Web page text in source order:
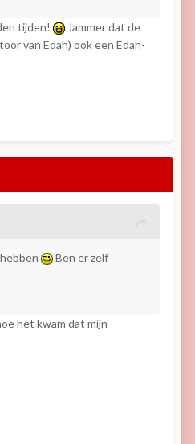
tijden!
Jammer dat de
van Edah) ook een Edah-
Ben er zelf
het kwam dat mijn